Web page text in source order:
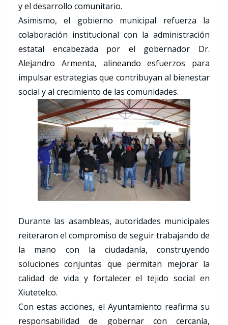
y el desarrollo comunitario.
Asimismo, el gobierno municipal refuerza la
colaboración institucional con la administración
estatal encabezada por el gobernador Dr.
Alejandro Armenta, alineando esfuerzos para
impulsar estrategias que contribuyan al bienestar
social y al crecimiento de las comunidades.
Durante las asambleas, autoridades municipales
reiteraron el compromiso de seguir trabajando de
la mano con la ciudadanía, construyendo
soluciones conjuntas que permitan mejorar la
calidad de vida y fortalecer el tejido social en
Xiutetelco.
Con estas acciones, el Ayuntamiento reafirma su
responsabilidad de gobernar con cercanía,